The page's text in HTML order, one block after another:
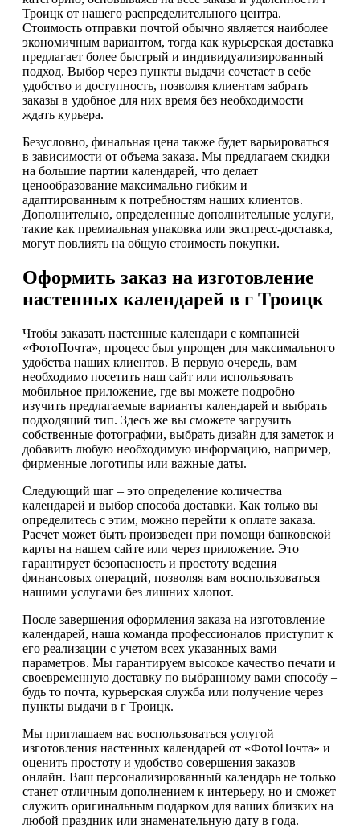
Троицк от нашего распределительного центра.
Стоимость отправки почтой обычно является наиболее
экономичным вариантом, тогда как курьерская доставка
предлагает более быстрый и индивидуализированный
подход. Выбор через пункты выдачи сочетает в себе
удобство и доступность, позволяя клиентам забрать
заказы в удобное для них время без необходимости
ждать курьера.
Безусловно, финальная цена также будет варьироваться
в зависимости от объема заказа. Мы предлагаем скидки
на большие партии календарей, что делает
ценообразование максимально гибким и
адаптированным к потребностям наших клиентов.
Дополнительно, определенные дополнительные услуги,
такие как премиальная упаковка или экспресс-доставка,
могут повлиять на общую стоимость покупки.
Оформить заказ на изготовление
настенных календарей в г Троицк
Чтобы заказать настенные календари с компанией
«ФотоПочта», процесс был упрощен для максимального
удобства наших клиентов. В первую очередь, вам
необходимо посетить наш сайт или использовать
мобильное приложение, где вы можете подробно
изучить предлагаемые варианты календарей и выбрать
подходящий тип. Здесь же вы сможете загрузить
собственные фотографии, выбрать дизайн для заметок и
добавить любую необходимую информацию, например,
фирменные логотипы или важные даты.
Следующий шаг – это определение количества
календарей и выбор способа доставки. Как только вы
определитесь с этим, можно перейти к оплате заказа.
Расчет может быть произведен при помощи банковской
карты на нашем сайте или через приложение. Это
гарантирует безопасность и простоту ведения
финансовых операций, позволяя вам воспользоваться
нашими услугами без лишних хлопот.
После завершения оформления заказа на изготовление
календарей, наша команда профессионалов приступит к
его реализации с учетом всех указанных вами
параметров. Мы гарантируем высокое качество печати и
своевременную доставку по выбранному вами способу –
будь то почта, курьерская служба или получение через
пункты выдачи в г Троицк.
Мы приглашаем вас воспользоваться услугой
изготовления настенных календарей от «ФотоПочта» и
оценить простоту и удобство совершения заказов
онлайн. Ваш персонализированный календарь не только
станет отличным дополнением к интерьеру, но и сможет
служить оригинальным подарком для ваших близких на
любой праздник или знаменательную дату в года.